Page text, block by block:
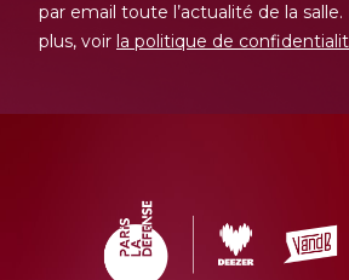
par email toute l’actualité de la
plus, voir la politique de